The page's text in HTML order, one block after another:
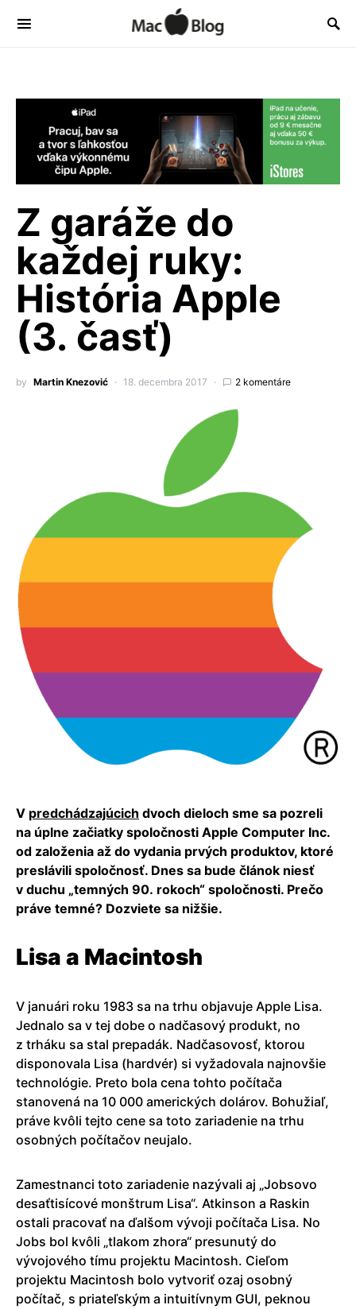
Z garáže do
každej ruky:
História Apple
(3. časť)
by Martin Knezović 18. decembra 2017 2 komentáre
V predchádzajúcich dvoch dieloch sme sa pozreli
na úplne začiatky spoločnosti Apple Computer Inc.
od založenia až do vydania prvých produktov, ktoré
preslávili spoločnosť. Dnes sa bude článok niesť
v duchu „temných 90. rokoch“ spoločnosti. Prečo
práve temné? Dozviete sa nižšie.
Lisa a Macintosh
V januári roku 1983 sa na trhu objavuje Apple Lisa.
Jednalo sa v tej dobe o nadčasový produkt, no
z trháku sa stal prepadák. Nadčasovosť, ktorou
disponovala Lisa (hardvér) si vyžadovala najnovšie
technológie. Preto bola cena tohto počítača
stanovená na 10 000 amerických dolárov. Bohužiaľ,
práve kvôli tejto cene sa toto zariadenie na trhu
osobných počítačov neujalo.
Zamestnanci toto zariadenie nazývali aj „Jobsovo
desaťtisícové monštrum Lisa“. Atkinson a Raskin
ostali pracovať na ďalšom vývoji počítača Lisa. No
Jobs bol kvôli „tlakom zhora“ presunutý do
vývojového tímu projektu Macintosh. Cieľom
projektu Macintosh bolo vytvoriť ozaj osobný
počítač, s priateľským a intuitívnym GUI, peknou